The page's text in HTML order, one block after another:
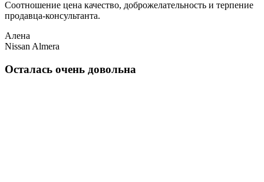
Соотношение цена качество, доброжелательность и терпение
продавца-консультанта.
Алена
Nissan Almera
Осталась очень довольна